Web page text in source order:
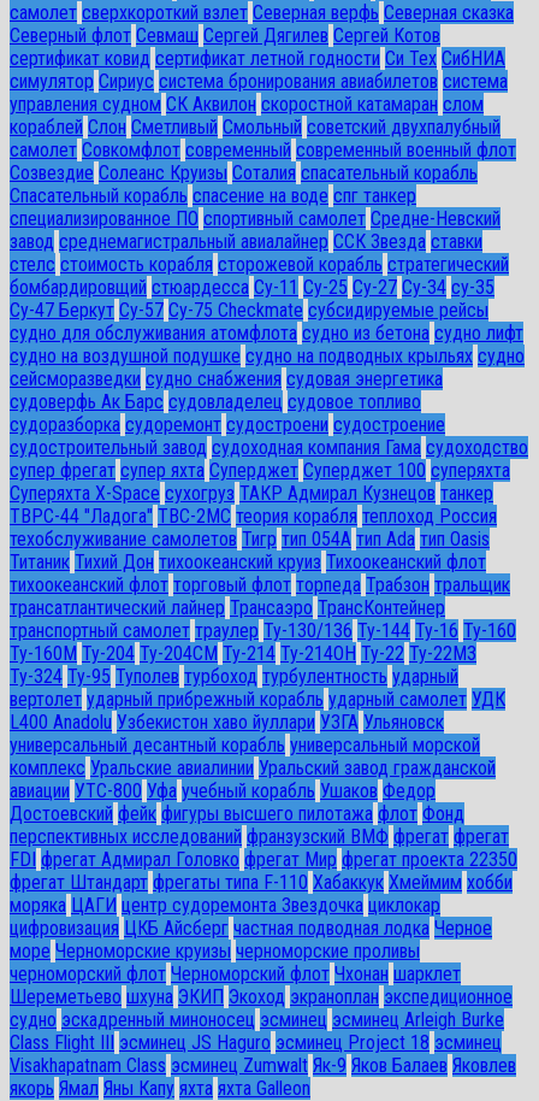
самолет сверхкороткий взлет Северная верфь Северная сказка
Северный флот Севмаш Сергей Дягилев Сергей Котов
сертификат ковид сертификат летной годности Си Тех СибНИА
симулятор Сириус система бронирования авиабилетов система
управления судном СК Аквилон скоростной катамаран слом
кораблей Слон Сметливый Смольный советский двухпалубный
самолет Совкомфлот современный современный военный флот
Созвездие Солеанс Круизы Соталия спасательный корабль
Спасательный корабль спасение на воде спг танкер
специализированное ПО спортивный самолет Средне-Невский
завод среднемагистральный авиалайнер ССК Звезда ставки
стелс стоимость корабля сторожевой корабль стратегический
бомбардировщий стюардесса Су-11 Су-25 Су-27 Су-34 су-35
Су-47 Беркут Су-57 Су-75 Checkmate субсидируемые рейсы
судно для обслуживания атомфлота судно из бетона судно лифт
судно на воздушной подушке судно на подводных крыльях судно
сейсморазведки судно снабжения судовая энергетика
судоверфь Ак Барс судовладелец судовое топливо
судоразборка судоремонт судостроени судостроение
судостроительный завод судоходная компания Гама судоходство
супер фрегат супер яхта Суперджет Суперджет 100 суперяхта
Суперяхта X-Space сухогруз ТАКР Адмирал Кузнецов танкер
ТВРС-44 "Ладога" ТВС-2МС теория корабля теплоход Россия
техобслуживание самолетов Тигр тип 054А тип Ada тип Oasis
Титаник Тихий Дон тихоокеанский круиз Тихоокеанский флот
тихоокеанский флот торговый флот торпеда Трабзон тральщик
трансатлантический лайнер Трансаэро ТрансКонтейнер
транспортный самолет траулер Ту-130/136 Ту-144 Ту-16 Ту-160
Ту-160М Ту-204 Ту-204СМ Ту-214 Ту-214ОН Ту-22 Ту-22М3
Ту-324 Ту-95 Туполев турбоход турбулентность ударный
вертолет ударный прибрежный корабль ударный самолет УДК
L400 Anadolu Узбекистон хаво йуллари УЗГА Ульяновск
универсальный десантный корабль универсальный морской
комплекс Уральские авиалинии Уральский завод гражданской
авиации УТС-800 Уфа учебный корабль Ушаков Федор
Достоевский фейк фигуры высшего пилотажа флот Фонд
перспективных исследований франзузский ВМФ фрегат фрегат
FDI фрегат Адмирал Головко фрегат Мир фрегат проекта 22350
фрегат Штандарт фрегаты типа F-110 Хабаккук Хмеймим хобби
моряка ЦАГИ центр судоремонта Звездочка циклокар
цифровизация ЦКБ Айсберг частная подводная лодка Черное
море Черноморские круизы черноморские проливы
черноморский флот Черноморский флот Чхонан шарклет
Шереметьево шхуна ЭКИП Экоход экраноплан экспедиционное
судно эскадренный миноносец эсминец эсминец Arleigh Burke
Class Flight III эсминец JS Haguro эсминец Project 18 эсминец
Visakhapatnam Class эсминец Zumwalt Як-9 Яков Балаев Яковлев
якорь Ямал Яны Капу яхта яхта Galleon